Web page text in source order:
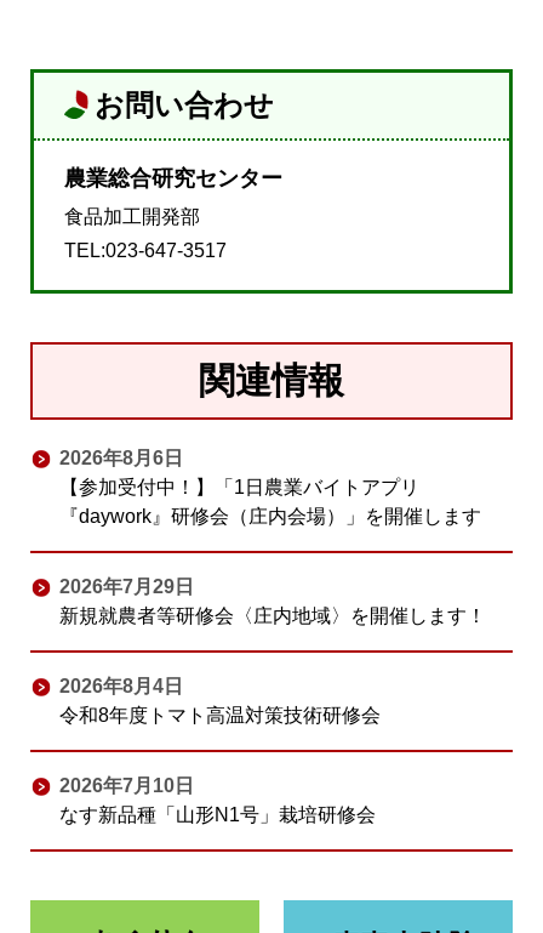
お問い合わせ
農業総合研究センター
食品加工開発部
TEL:023-647-3517
関連情報
2026年8月6日
【参加受付中！】「1日農業バイトアプリ
『daywork』研修会（庄内会場）」を開催します
2026年7月29日
新規就農者等研修会〈庄内地域〉を開催します！
2026年8月4日
令和8年度トマト高温対策技術研修会
2026年7月10日
なす新品種「山形N1号」栽培研修会